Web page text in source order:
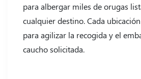
para albergar miles de orugas
cualquier destino. Cada
para agilizar la recogida y el
caucho solicitada.